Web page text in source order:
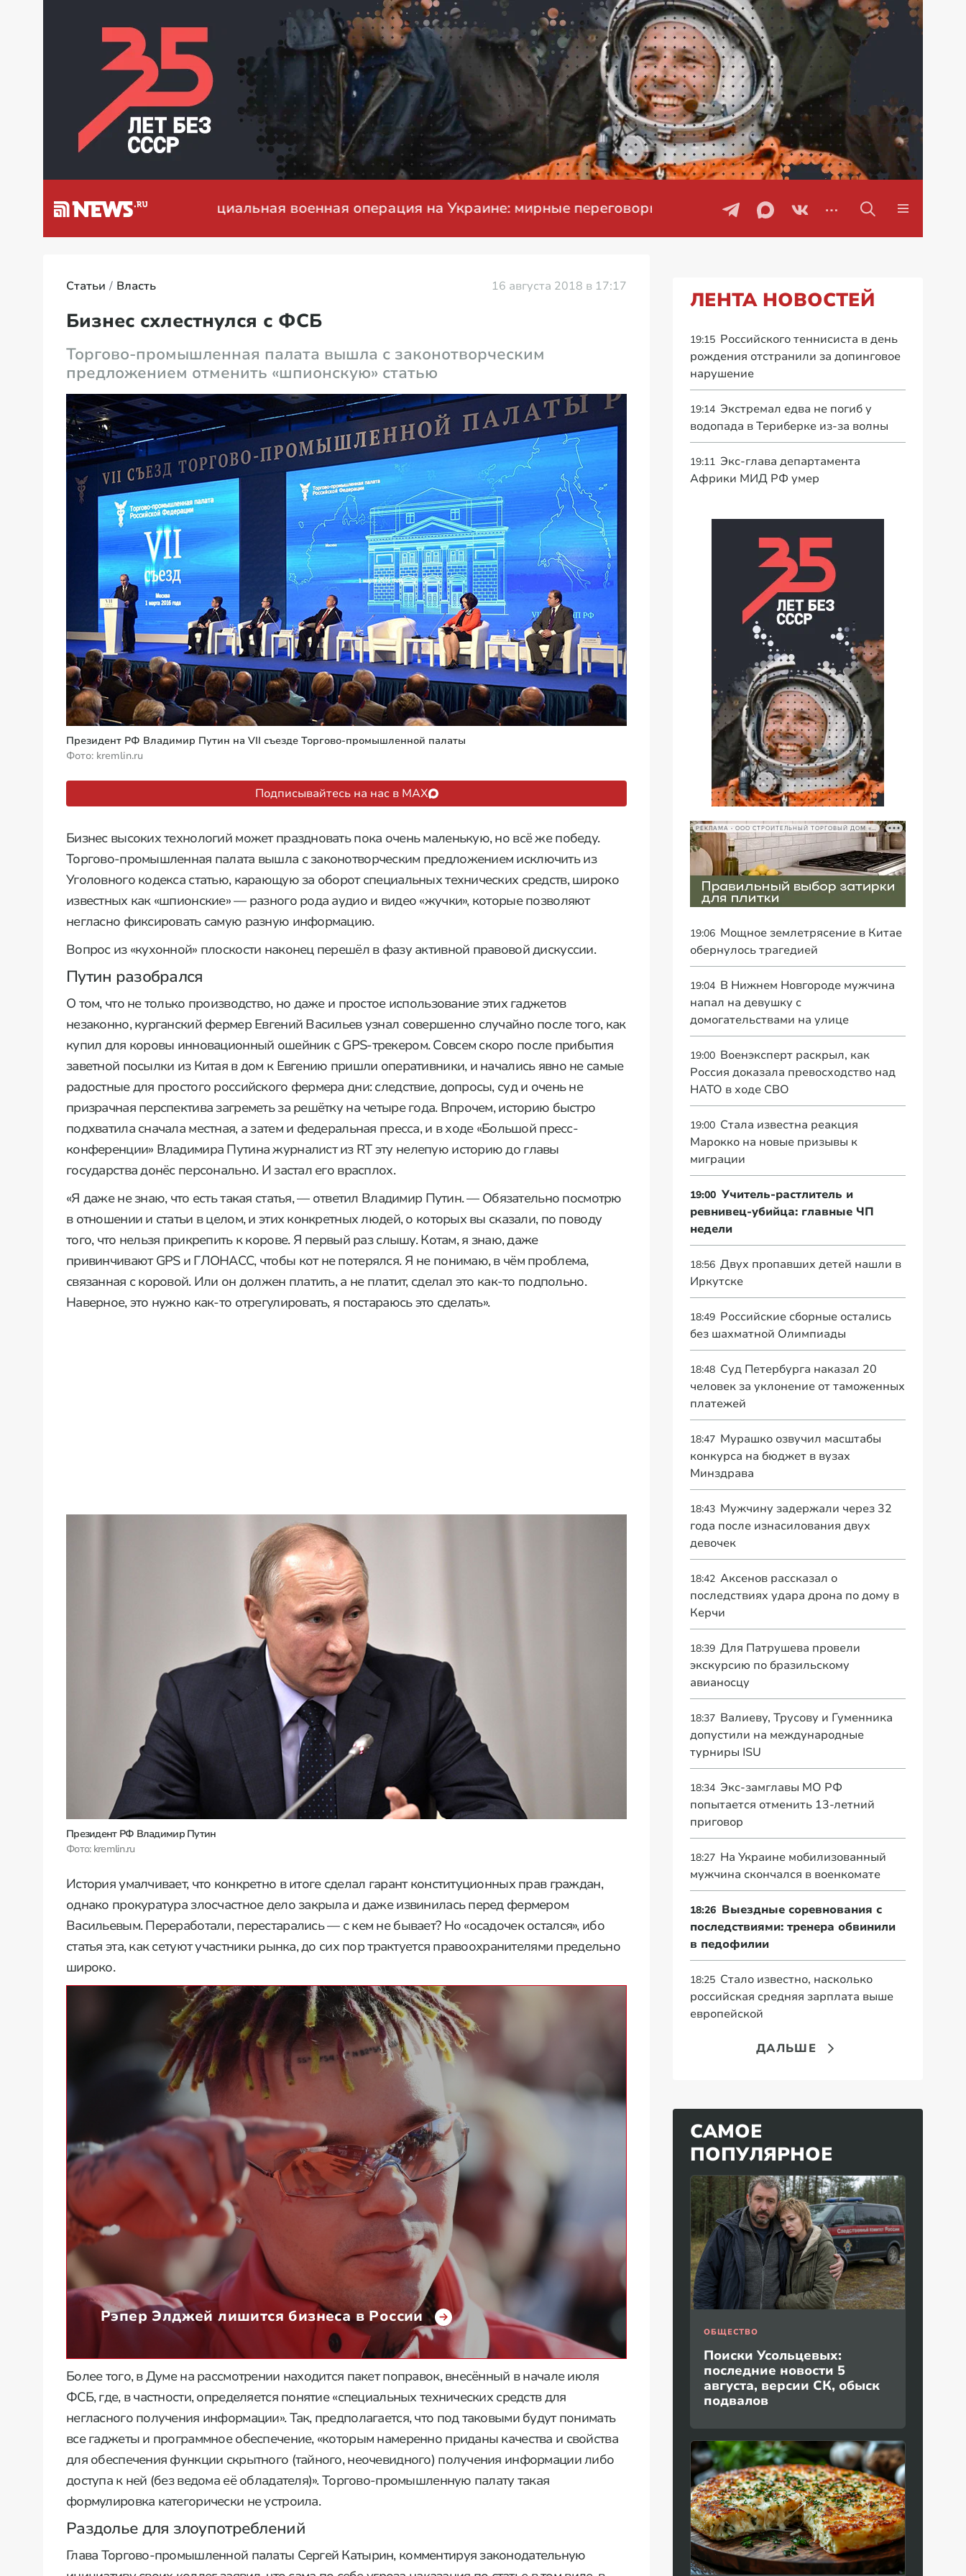
Специальная военная операция на Украине: мирные переговоры Проблемы с бензином в
Статьи Власть 16 августа 2018 в 17:17
Бизнес схлестнулся с ФСБ
Торгово-промышленная палата вышла с законотворческим
предложением отменить «шпионскую» статью
Президент РФ Владимир Путин на VII съезде Торгово-промышленной палаты
Фото: kremlin.ru
Подписывайтесь на нас в MAX
Бизнес высоких технологий может праздновать пока очень маленькую, но всё же победу.
Торгово-промышленная палата вышла с законотворческим предложением исключить из
Уголовного кодекса статью, карающую за оборот специальных технических средств, широко
известных как «шпионские» — разного рода аудио и видео «жучки», которые позволяют
негласно фиксировать самую разную информацию.
Вопрос из «кухонной» плоскости наконец перешёл в фазу активной правовой дискуссии.
Путин разобрался
О том, что не только производство, но даже и простое использование этих гаджетов
незаконно, курганский фермер Евгений Васильев узнал совершенно случайно после того, как
купил для коровы инновационный ошейник с GPS-трекером. Совсем скоро после прибытия
заветной посылки из Китая в дом к Евгению пришли оперативники, и начались явно не самые
радостные для простого российского фермера дни: следствие, допросы, суд и очень не
призрачная перспектива загреметь за решётку на четыре года. Впрочем, историю быстро
подхватила сначала местная, а затем и федеральная пресса, и в ходе «Большой пресс-
конференции» Владимира Путина журналист из RT эту нелепую историю до главы
государства донёс персонально. И застал его врасплох.
«Я даже не знаю, что есть такая статья, — ответил Владимир Путин. — Обязательно посмотрю
в отношении и статьи в целом, и этих конкретных людей, о которых вы сказали, по поводу
того, что нельзя прикрепить к корове. Я первый раз слышу. Котам, я знаю, даже
привинчивают GPS и ГЛОНАСС, чтобы кот не потерялся. Я не понимаю, в чём проблема,
связанная с коровой. Или он должен платить, а не платит, сделал это как-то подпольно.
Наверное, это нужно как-то отрегулировать, я постараюсь это сделать».
Президент РФ Владимир Путин
Фото: kremlin.ru
История умалчивает, что конкретно в итоге сделал гарант конституционных прав граждан,
однако прокуратура злосчастное дело закрыла и даже извинилась перед фермером
Васильевым. Переработали, перестарались — с кем не бывает? Но «осадочек остался», ибо
статья эта, как сетуют участники рынка, до сих пор трактуется правоохранителями предельно
широко.
Рэпер Элджей лишится бизнеса в России
Более того, в Думе на рассмотрении находится пакет поправок, внесённый в начале июля
ФСБ, где, в частности, определяется понятие «специальных технических средств для
негласного получения информации». Так, предполагается, что под таковыми будут понимать
все гаджеты и программное обеспечение, «которым намеренно приданы качества и свойства
для обеспечения функции скрытного (тайного, неочевидного) получения информации либо
доступа к ней (без ведома её обладателя)». Торгово-промышленную палату такая
формулировка категорически не устроила.
Раздолье для злоупотреблений
Глава Торгово-промышленной палаты Сергей Катырин, комментируя законодательную
ЛЕНТА НОВОСТЕЙ
19:15 Российского теннисиста в день
рождения отстранили за допинговое
нарушение
19:14 Экстремал едва не погиб у
водопада в Териберке из-за волны
19:11 Экс-глава департамента
Африки МИД РФ умер
19:06 Мощное землетрясение в Китае
обернулось трагедией
19:04 В Нижнем Новгороде мужчина
напал на девушку с
домогательствами на улице
19:00 Военэксперт раскрыл, как
Россия доказала превосходство над
НАТО в ходе СВО
19:00 Стала известна реакция
Марокко на новые призывы к
миграции
19:00 Учитель-растлитель и
ревнивец-убийца: главные ЧП
недели
18:56 Двух пропавших детей нашли в
Иркутске
18:49 Российские сборные остались
без шахматной Олимпиады
18:48 Суд Петербурга наказал 20
человек за уклонение от таможенных
платежей
18:47 Мурашко озвучил масштабы
конкурса на бюджет в вузах
Минздрава
18:43 Мужчину задержали через 32
года после изнасилования двух
девочек
18:42 Аксенов рассказал о
последствиях удара дрона по дому в
Керчи
18:39 Для Патрушева провели
экскурсию по бразильскому
авианосцу
18:37 Валиеву, Трусову и Гуменника
допустили на международные
турниры ISU
18:34 Экс-замглавы МО РФ
попытается отменить 13-летний
приговор
18:27 На Украине мобилизованный
мужчина скончался в военкомате
18:26 Выездные соревнования с
последствиями: тренера обвинили
в педофилии
18:25 Стало известно, насколько
российская средняя зарплата выше
европейской
ДАЛЬШЕ
САМОЕ
ПОПУЛЯРНОЕ
ОБЩЕСТВО
Поиски Усольцевых:
последние новости 5
августа, версии СК, обыск
подвалов